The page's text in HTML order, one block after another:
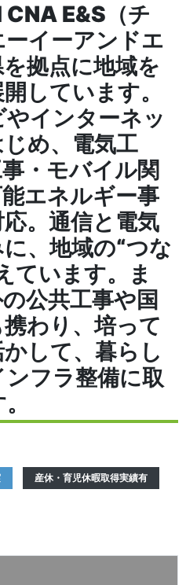
E&S（チ
イーアンドエ
拠点に地域を
しています。
インターネッ
じめ、電気工
・モバイル関
エネルギー事
。通信と電気
、地域の“つな
ています。ま
公共工事や国
わり、培って
して、暮らし
フラ整備に取
産休・育児休暇取得実績有